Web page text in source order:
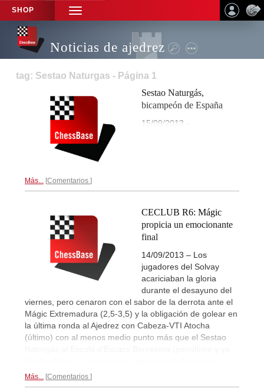
SHOP
TOGGLE
NAVIGATION
Noticias de ajedrez
tag: Sestao Naturgas - Página 1
Sestao Naturgás,
bicampeón de España
15/09/2013 –
Más... Comentarios
CECLUB R6: Mágic
propicia un emocionante
final
14/09/2013 – Los
jugadores del Solvay
acariciaban la gloria
durante el desayuno del
viernes, pero cenaron con el sabor de la derrota ante el
Mágic Extremadura (2,5-3,5) y la obligación de golear en
la última ronda al Ajedrez con Cabeza-VTI Atocha
(último) con al menos medio punto más que el Sestao
Más... Comentarios